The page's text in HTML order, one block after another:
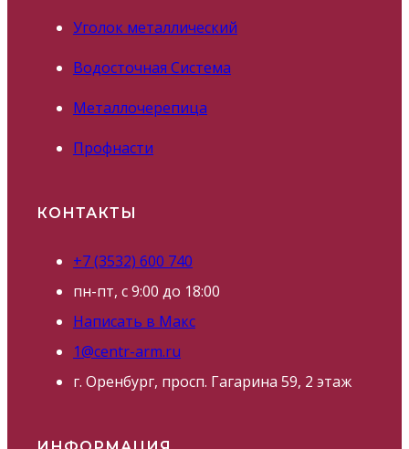
Уголок металлический
Водосточная Система
Металлочерепица
Профнасти
КОНТАКТЫ
+7 (3532) 600 740
пн-пт, с 9:00 до 18:00
Написать в Макс
1@centr-arm.ru
г. Оренбург, просп. Гагарина 59, 2 этаж